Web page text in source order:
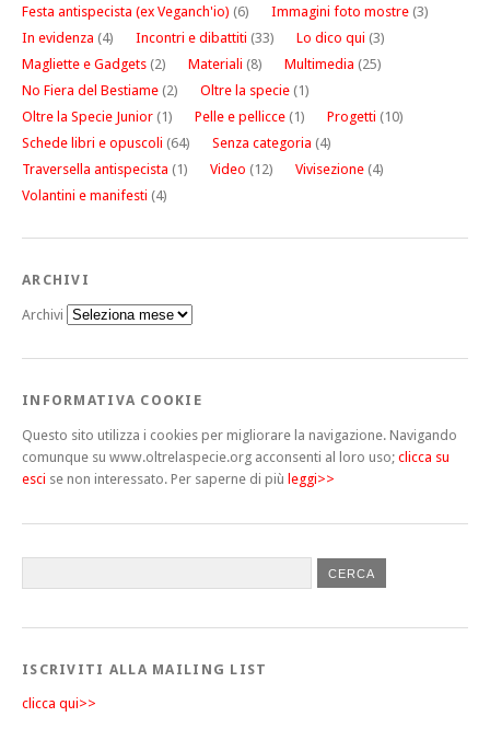
Festa antispecista (ex Veganch'io) (6) Immagini foto mostre (3)
In evidenza (4) Incontri e dibattiti (33) Lo dico qui (3)
Magliette e Gadgets (2) Materiali (8) Multimedia (25)
No Fiera del Bestiame (2) Oltre la specie (1)
Oltre la Specie Junior (1) Pelle e pellicce (1) Progetti (10)
Schede libri e opuscoli (64) Senza categoria (4)
Traversella antispecista (1) Video (12) Vivisezione (4)
Volantini e manifesti (4)
ARCHIVI
Archivi
INFORMATIVA COOKIE
Questo sito utilizza i cookies per migliorare la navigazione. Navigando
comunque su www.oltrelaspecie.org acconsenti al loro uso; clicca su
esci se non interessato. Per saperne di più leggi>>
ISCRIVITI ALLA MAILING LIST
clicca qui>>